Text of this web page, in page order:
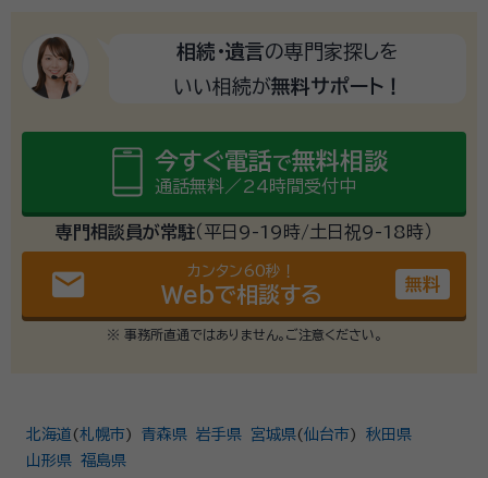
相続・遺言の専門家探しを
いい相続が無料サポート！
今すぐ電話で無料相談
通話無料／24時間受付中
専門相談員が常駐（平日9-19時/土日祝9-18時）
email カンタン60秒！
Webで相談する 無料
※ 事務所直通ではありません。ご注意ください。
北海道 (札幌市) 青森県 岩手県 宮城県(仙台市)
秋田県
山形県 福島県